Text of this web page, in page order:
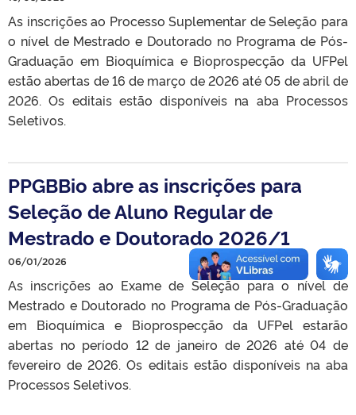
As inscrições ao Processo Suplementar de Seleção para
o nível de Mestrado e Doutorado no Programa de Pós-
Graduação em Bioquímica e Bioprospecção da UFPel
estão abertas de 16 de março de 2026 até 05 de abril de
2026. Os editais estão disponíveis na aba Processos
Seletivos.
PPGBBio abre as inscrições para
Seleção de Aluno Regular de
Mestrado e Doutorado 2026/1
06/01/2026
As inscrições ao Exame de Seleção para o nível de
Mestrado e Doutorado no Programa de Pós-Graduação
em Bioquímica e Bioprospecção da UFPel estarão
abertas no período 12 de janeiro de 2026 até 04 de
fevereiro de 2026. Os editais estão disponíveis na aba
Processos Seletivos.